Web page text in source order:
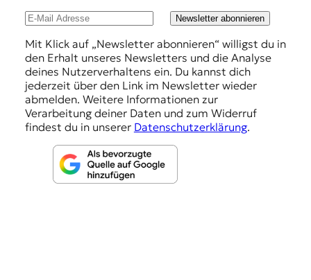
Newsletter abonnieren
Mit Klick auf „Newsletter abonnieren“ willigst du in
den Erhalt unseres Newsletters und die Analyse
deines Nutzerverhaltens ein. Du kannst dich
jederzeit über den Link im Newsletter wieder
abmelden. Weitere Informationen zur
Verarbeitung deiner Daten und zum Widerruf
findest du in unserer Datenschutzerklärung.